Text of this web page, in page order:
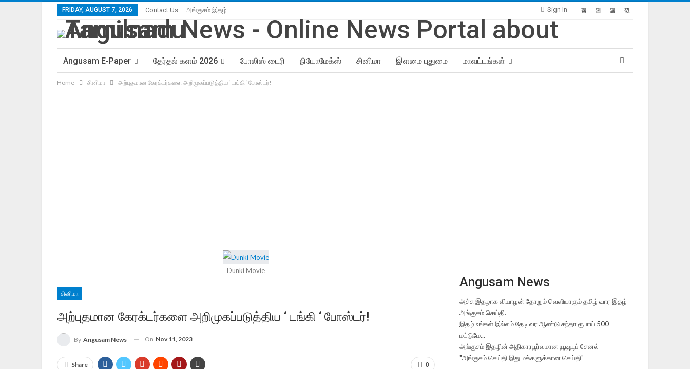
Sign In
FRIDAY, AUGUST 7, 2026 Contact Us அங்குசம் இதழ்
Angusam E-Paper தேர்தல் களம் 2026 போலிஸ் டைரி நியோமேக்ஸ் சினிமா இளமை புதுமை மாவட்டங்கள்
Home சினிமா அற்புதமான கேரக்டர்களை அறிமுகப்படுத்திய ‘ டங்கி ‘ போஸ்டர்!
Dunki Movie
சினிமா
அற்புதமான கேரக்டர்களை அறிமுகப்படுத்திய ‘ டங்கி ‘ போஸ்டர்!
By Angusam News On Nov 11, 2023
0
Share
Angusam News
அச்சு இதழாக வியாழன் தோறும் வெளியாகும் தமிழ் வார இதழ்
அங்குசம் செய்தி.
இதழ் உங்கள் இல்லம் தேடி வர ஆண்டு சந்தா ரூபாய் 500
மட்டுமே...
அங்குசம் இதழின் அதிகாரபூர்வமான யூடியூப் சேனல்
"அங்குசம் செய்தி இது மக்களுக்கான செய்தி"